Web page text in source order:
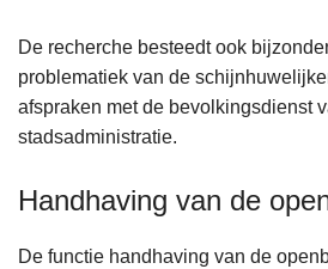
De recherche besteedt ook
problematiek van de
afspraken met de bevolkingsdienst
stadsadministratie.
Handhaving van de
De functie handhaving van de